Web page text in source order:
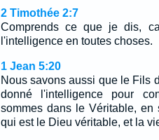
2 Timothée 2:7
Comprends ce que je dis,
l'intelligence en toutes choses.
1 Jean 5:20
Nous savons aussi que le Fils
donné l'intelligence pour
sommes dans le Véritable,
qui est le Dieu véritable, et la